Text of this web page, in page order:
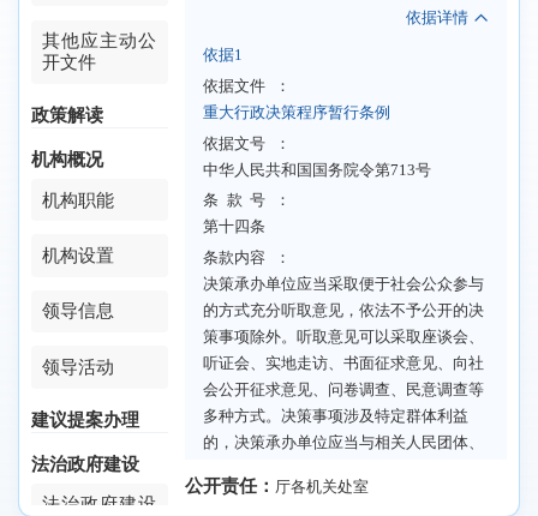
其他应主动公
开文件
政策解读
机构概况
机构职能
机构设置
领导信息
领导活动
建议提案办理
法治政府建设
法治政府建设
依据详情
依据1
依据文件
：
重大行政决策程序暂行条例
依据文号
：
中华人民共和国国务院令第713号
条款号
：
第十四条
条款内容
：
决策承办单位应当采取便于社会公众参与
的方式充分听取意见，依法不予公开的决
策事项除外。听取意见可以采取座谈会、
听证会、实地走访、书面征求意见、向社
会公开征求意见、问卷调查、民意调查等
多种方式。决策事项涉及特定群体利益
的，决策承办单位应当与相关人民团体、
分听取相关群体的意见建议。
公开责任： 厅各机关处室